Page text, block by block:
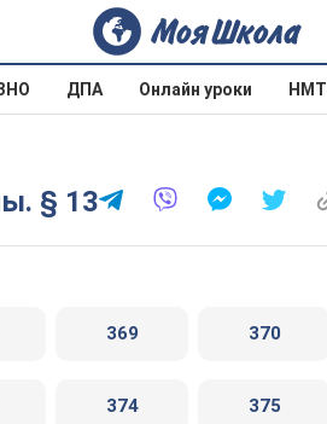
ДПА Онлайн уроки НМТ
§ 13
369 370
374 375